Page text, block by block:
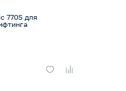
770S для